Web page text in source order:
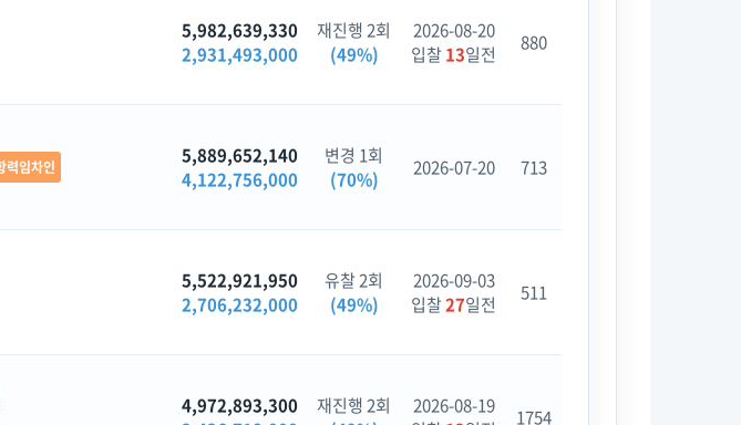
5,982,639,330
2,931,493,000
재진행 2회
(49%)
2026-08-20
입찰13일전 880
력임차인
5,889,652,140
4,122,756,000
변경 1회
(70%)
2026-07-20 713
5,522,921,950
2,706,232,000
유찰 2회
(49%)
2026-09-03
입찰27일전 511
4,972,893,300
재진행 2회
2026-08-19
1754